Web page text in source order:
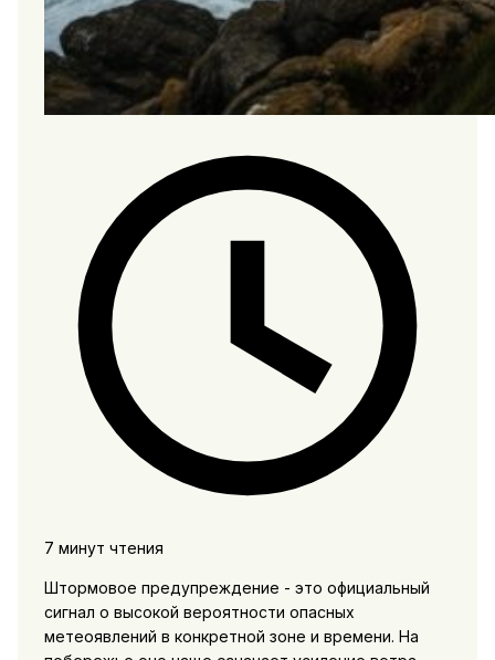
7 минут чтения
Штормовое предупреждение - это официальный
сигнал о высокой вероятности опасных
метеоявлений в конкретной зоне и времени. На